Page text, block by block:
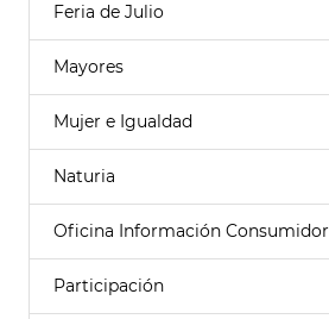
Feria de Julio
Mayores
Mujer e Igualdad
Naturia
Oficina Información Consumidor
Participación